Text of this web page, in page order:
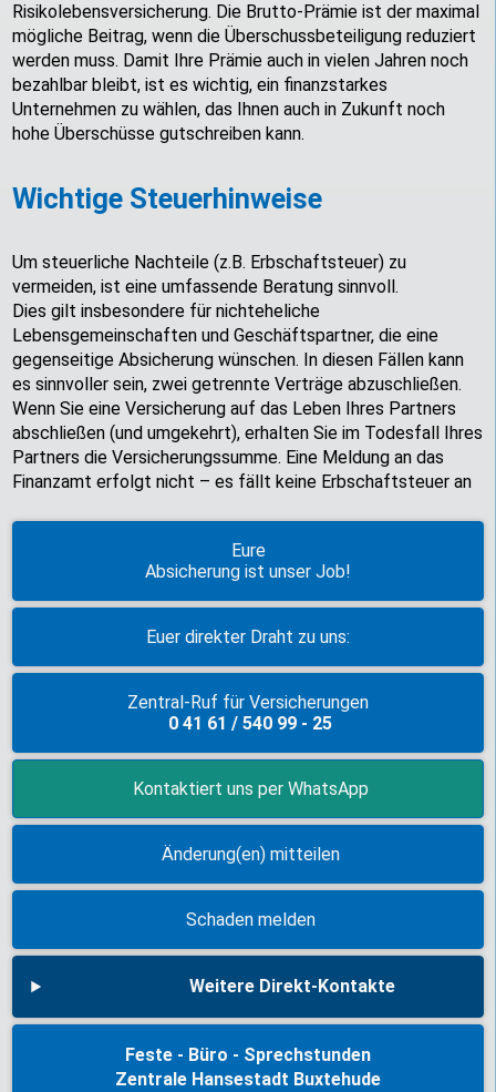
Risikolebensversicherung. Die Brutto-Prämie ist der maximal
mögliche Beitrag, wenn die Überschussbeteiligung reduziert
werden muss. Damit Ihre Prämie auch in vielen Jahren noch
bezahlbar bleibt, ist es wichtig, ein finanzstarkes
Unternehmen zu wählen, das Ihnen auch in Zukunft noch
hohe Überschüsse gutschreiben kann.
Wichtige Steuerhinweise
Um steuerliche Nachteile (z.B. Erbschaftsteuer) zu
vermeiden, ist eine umfassende Beratung sinnvoll.
Dies gilt insbesondere für nichteheliche
Lebensgemeinschaften und Geschäftspartner, die eine
gegenseitige Absicherung wünschen. In diesen Fällen kann
es sinnvoller sein, zwei getrennte Verträge abzuschließen.
Wenn Sie eine Versicherung auf das Leben Ihres Partners
abschließen (und umgekehrt), erhalten Sie im Todesfall Ihres
Partners die Versicherungssumme. Eine Meldung an das
Finanzamt erfolgt nicht – es fällt keine Erbschaftsteuer an
Eure
Absicherung ist unser Job!
Euer direkter Draht zu uns:
Zentral-Ruf für Versicherungen
0 41 61 / 540 99 - 25
Kontaktiert uns per WhatsApp
Änderung(en) mitteilen
Schaden melden
Weitere Direkt-Kontakte
Feste - Büro - Sprechstunden
Zentrale Hansestadt Buxtehude